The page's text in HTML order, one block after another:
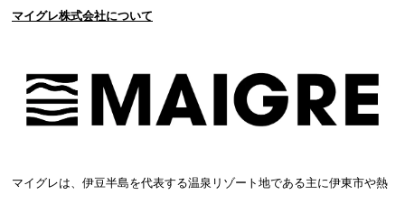
マイグレ株式会社について
マイグレは、伊豆半島を代表する温泉リゾート地である主に伊東市や熱